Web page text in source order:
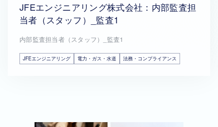
JFEエンジニアリング株式会社：内部監査担
当者（スタッフ）_監査1
内部監査担当者（スタッフ）_監査1
JFEエンジニアリング 電力・ガス・水道 法務・コンプライアンス